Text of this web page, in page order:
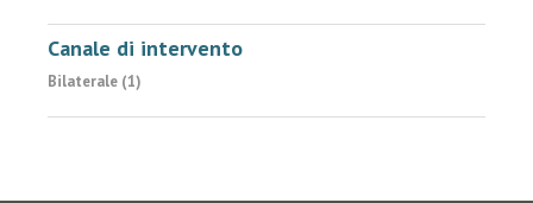
Canale di intervento
Bilaterale (1)